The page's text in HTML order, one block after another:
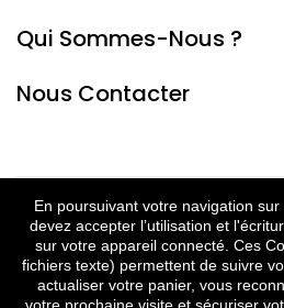
Qui Sommes-Nous ?
Nous Contacter
En poursuivant votre navigation sur
devez accepter l’utilisation et
sur votre appareil connecté. Ces
fichiers texte) permettent de suivre
actualiser votre panier, vous
EN
© 2022 Ônature. Tous